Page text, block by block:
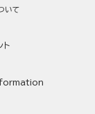
いて
ト